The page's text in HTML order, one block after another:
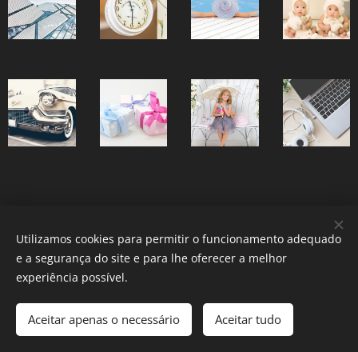
Desenvolvido por Webnode
Utilizamos cookies para permitir o funcionamento adequado
e a segurança do site e para lhe oferecer a melhor
experiência possível.
Aceitar apenas o necessário Aceitar tudo